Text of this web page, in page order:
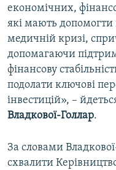
економічних,
які мають допомогти
медичній кризі,
допомагаючи
фінансову
подолати ключові
інвестицій», –
Владкової-Голлар.
За словами
схвалити